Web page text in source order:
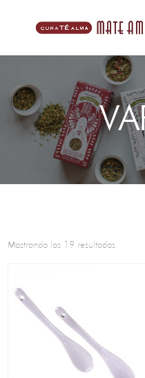
Mostrando los 19 resultados